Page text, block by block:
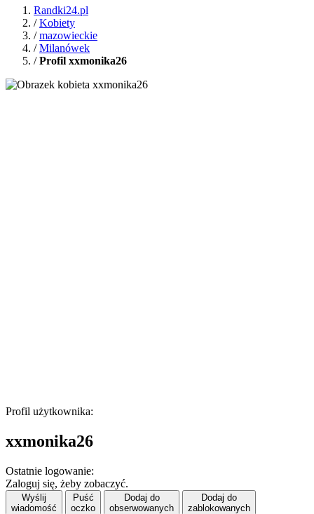
Randki24.pl
/Kobiety
/mazowieckie
/Milanówek
/Profil xxmonika26
Profil użytkownika:
xxmonika26
Ostatnie logowanie:
Zaloguj się, żeby zobaczyć.
Wyślij
wiadomość
Puść
oczko
Dodaj do
obserwowanych
Dodaj do
zablokowanych